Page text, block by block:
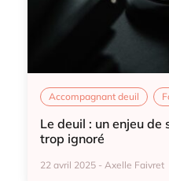
Accompagnant deuil
Le deuil : un enjeu
trop ignoré
22 avril 2025 - Axelle Faivret